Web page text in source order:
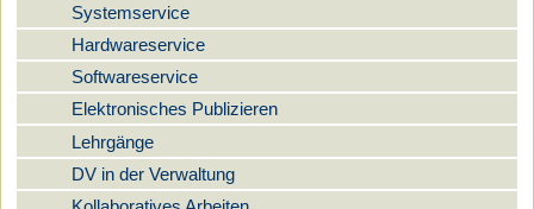
Systemservice
Hardwareservice
Softwareservice
Elektronisches Publizieren
Lehrgänge
DV in der Verwaltung